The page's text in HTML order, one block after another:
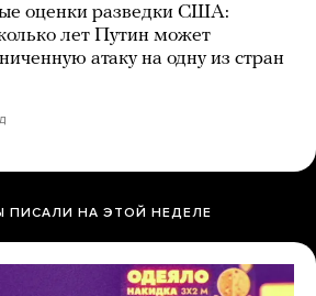
оценки разведки США:
лет Путин может
атаку на одну из стран
ПИСАЛИ НА ЭТОЙ НЕДЕЛЕ